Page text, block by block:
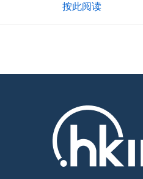
按此阅读